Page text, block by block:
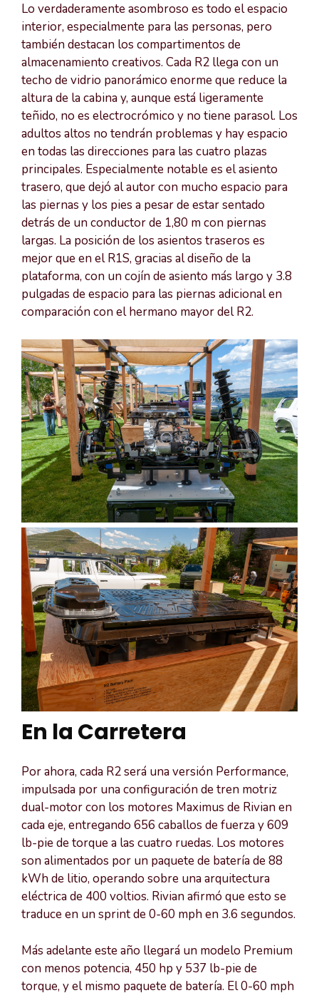
Lo verdaderamente asombroso es todo el espacio
interior, especialmente para las personas, pero
también destacan los compartimentos de
almacenamiento creativos. Cada R2 llega con un
techo de vidrio panorámico enorme que reduce la
altura de la cabina y, aunque está ligeramente
teñido, no es electrocrómico y no tiene parasol. Los
adultos altos no tendrán problemas y hay espacio
en todas las direcciones para las cuatro plazas
principales. Especialmente notable es el asiento
trasero, que dejó al autor con mucho espacio para
las piernas y los pies a pesar de estar sentado
detrás de un conductor de 1,80 m con piernas
largas. La posición de los asientos traseros es
mejor que en el R1S, gracias al diseño de la
plataforma, con un cojín de asiento más largo y 3.8
pulgadas de espacio para las piernas adicional en
comparación con el hermano mayor del R2.
En la Carretera
Por ahora, cada R2 será una versión Performance,
impulsada por una configuración de tren motriz
dual-motor con los motores Maximus de Rivian en
cada eje, entregando 656 caballos de fuerza y 609
lb-pie de torque a las cuatro ruedas. Los motores
son alimentados por un paquete de batería de 88
kWh de litio, operando sobre una arquitectura
eléctrica de 400 voltios. Rivian afirmó que esto se
traduce en un sprint de 0-60 mph en 3.6 segundos.
Más adelante este año llegará un modelo Premium
con menos potencia, 450 hp y 537 lb-pie de
torque, y el mismo paquete de batería. El 0-60 mph